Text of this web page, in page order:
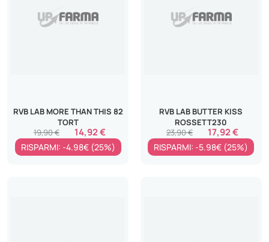
RVB LAB MORE THAN THIS 82
TORT
14,92 €
19,90 €
RISPARMI: -4.98€ (25%)
RVB LAB BUTTER KISS
ROSSETT230
17,92 €
23,90 €
RISPARMI: -5.98€ (25%)